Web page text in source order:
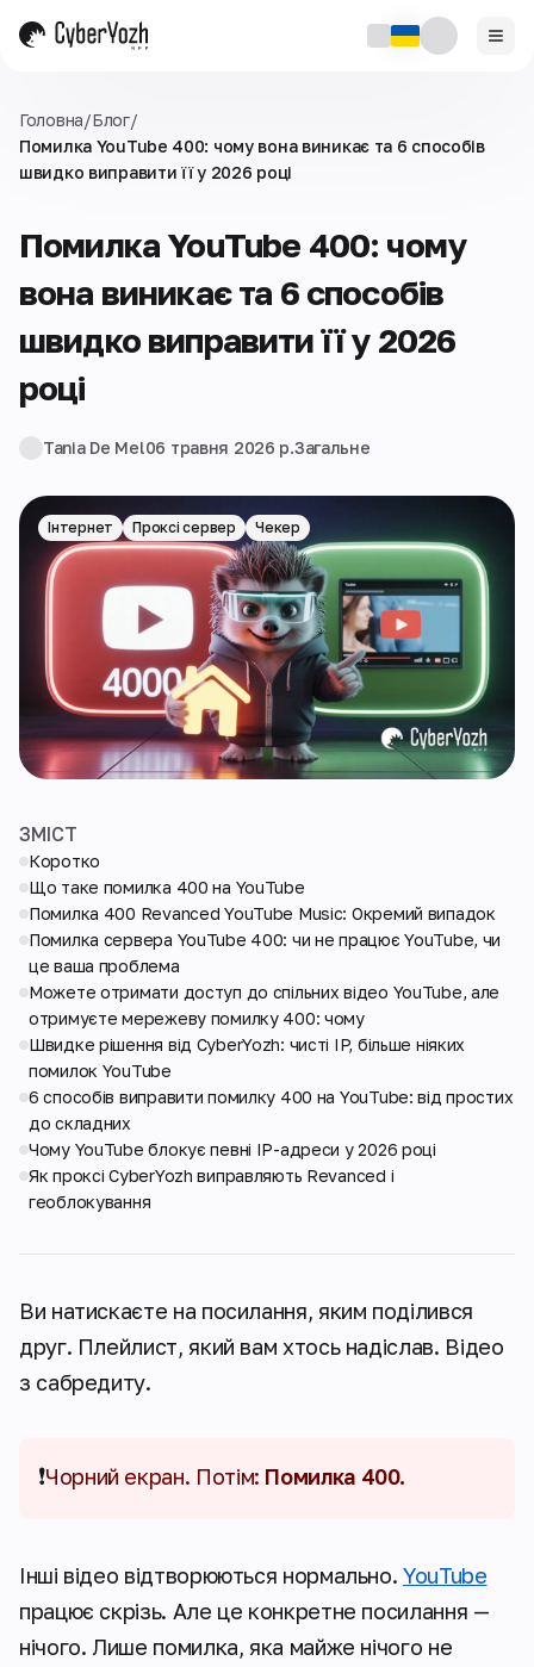
Головна/Блог/
Помилка YouTube 400: чому вона виникає та 6 способів
швидко виправити її у 2026 році
Помилка YouTube 400: чому
вона виникає та 6 способів
швидко виправити її у 2026
році
Tania De Mel06 травня 2026 р.Загальне
Інтернет Проксі сервер Чекер
ЗМІСТ
Коротко
Що таке помилка 400 на YouTube
Помилка 400 Revanced YouTube Music: Окремий випадок
Помилка сервера YouTube 400: чи не працює YouTube, чи
це ваша проблема
Можете отримати доступ до спільних відео YouTube, але
отримуєте мережеву помилку 400: чому
Швидке рішення від CyberYozh: чисті IP, більше ніяких
помилок YouTube
6 способів виправити помилку 400 на YouTube: від простих
до складних
Чому YouTube блокує певні IP-адреси у 2026 році
Як проксі CyberYozh виправляють Revanced і
геоблокування
Ви натискаєте на посилання, яким поділився
друг. Плейлист, який вам хтось надіслав. Відео
з сабредиту.
❗Чорний екран. Потім: Помилка 400.
Інші відео відтворюються нормально.YouTube
працює скрізь. Але це конкретне посилання —
нічого. Лише помилка, яка майже нічого не